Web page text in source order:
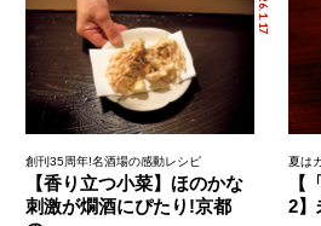
創刊35周年!名酒場の感動レシピ
【香り立つ小菜】ほのかな
刺激が燗酒にぴたり!京都
夏は
【
2】